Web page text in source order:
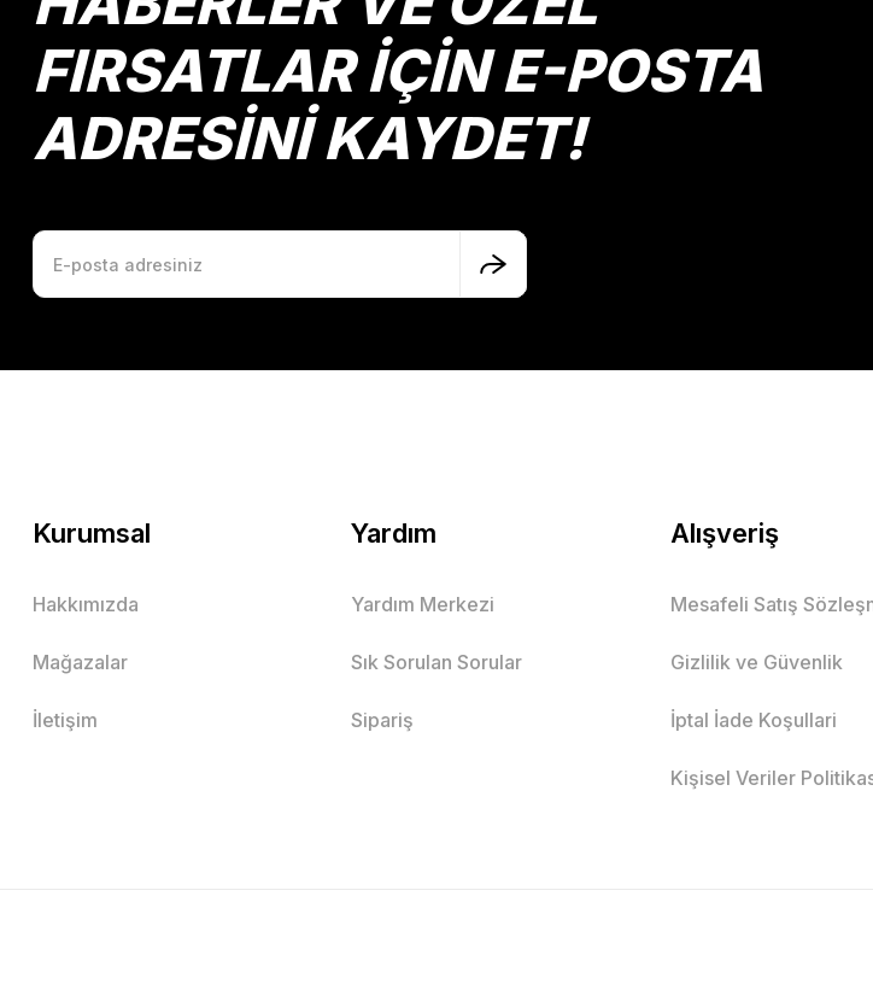
FIRSATLAR İÇİN E-POSTA
ADRESİNİ KAYDET!
Kurumsal
Hakkımızda
Mağazalar
İletişim
Yardım
Yardım Merkezi
Sık Sorulan Sorular
Sipariş
Alışveriş
Mesafeli Satış
Gizlilik ve Güvenlik
İptal İade Koşullari
Kişisel Veriler